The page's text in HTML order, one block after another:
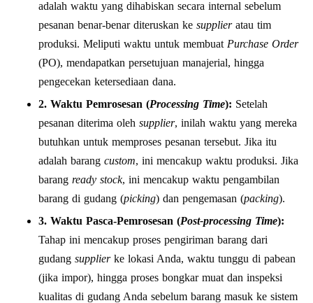
adalah waktu yang dihabiskan secara internal sebelum
pesanan benar-benar diteruskan ke supplieratau tim
produksi. Meliputi waktu untuk membuat Purchase Order
(PO), mendapatkan persetujuan manajerial, hingga
pengecekan ketersediaan dana.
2. Waktu Pemrosesan (Processing Time): Setelah
pesanan diterima oleh supplier, inilah waktu yang mereka
butuhkan untuk memproses pesanan tersebut. Jika itu
adalah barang custom, ini mencakup waktu produksi. Jika
barang ready stock, ini mencakup waktu pengambilan
barang di gudang (picking) dan pengemasan (packing).
3. Waktu Pasca-Pemrosesan (Post-processing Time):
Tahap ini mencakup proses pengiriman barang dari
gudang supplierke lokasi Anda, waktu tunggu di pabean
(jika impor), hingga proses bongkar muat dan inspeksi
kualitas di gudang Anda sebelum barang masuk ke sistem